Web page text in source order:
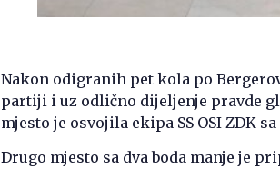
Nakon odigranih pet kola po
partiji i uz odlično dijeljenje pravde
mjesto je osvojila ekipa SS OSI ZDK sa
Drugo mjesto sa dva boda manje je